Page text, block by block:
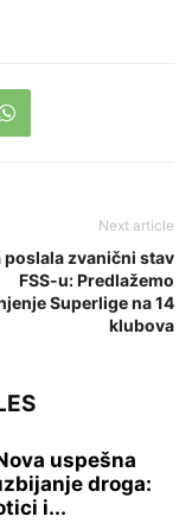
Next article
poslala zvanični stav
FSS-u: Predlažemo
Superlige na 14
klubova
uspešna
droga:
i...